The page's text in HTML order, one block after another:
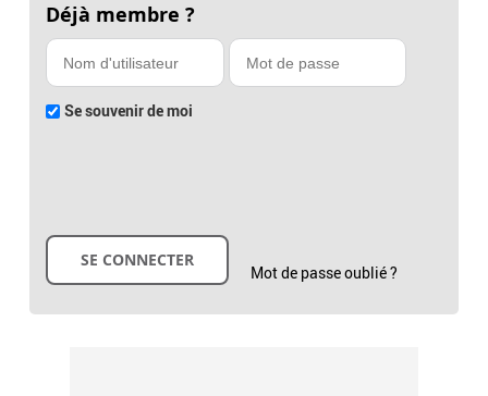
Déjà membre ?
Se souvenir de moi
Mot de passe oublié ?